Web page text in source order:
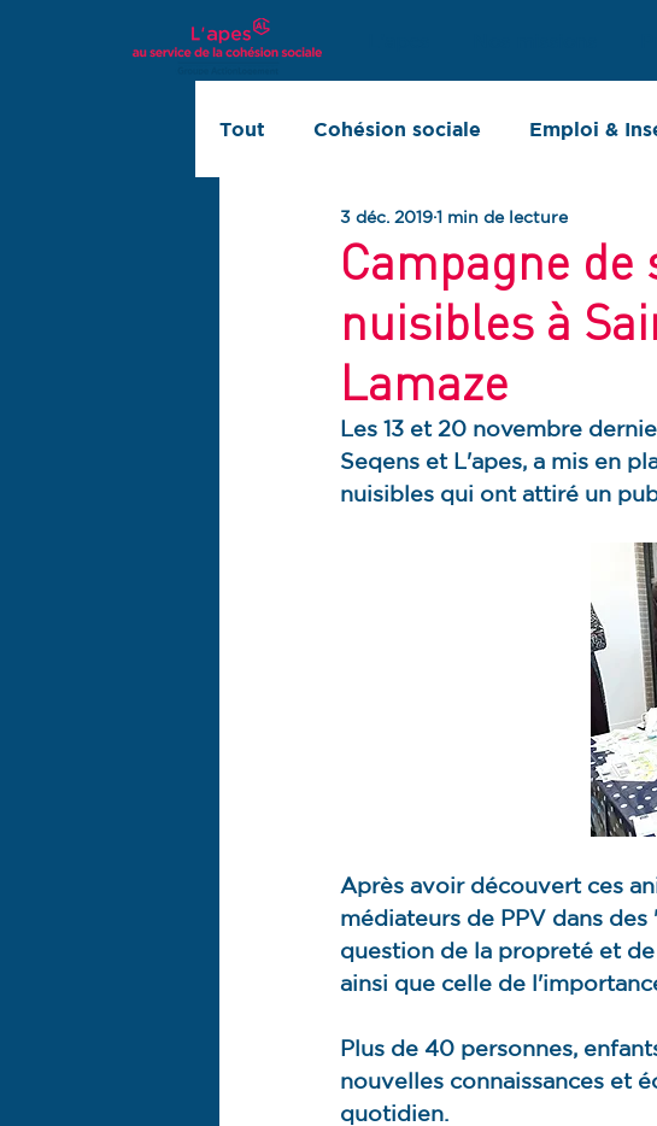
Tout Cohésion sociale Emploi &
Innovation sociale Rapport
Campagne
nuisibles à
Lamaze
3 déc. 20191 min de lecture
Les 13 et 20 novembre
Seqens et L'apes, a mis en
nuisibles qui ont attiré un
Après avoir découvert ces
médiateurs de PPV dans
question de la propreté et
ainsi que celle de
Plus de 40 personnes,
nouvelles connaissances et
quotidien.